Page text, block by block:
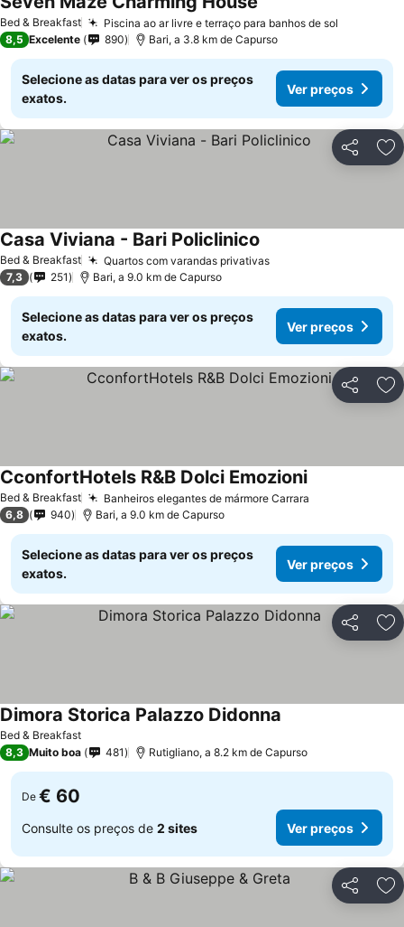
Bed & Breakfast Piscina ao ar livre e terraço para banhos de sol
8,5 Excelente 890 Bari, a 3.8 km de Capurso
Selecione as datas para ver os preços
exatos.
Ver preços
Partilhar
Bed & Breakfast Quartos com varandas privativas
Casa Viviana - Bari Policlinico
7,3 251 Bari, a 9.0 km de Capurso
Selecione as datas para ver os preços
exatos.
Ver preços
Partilhar
Bed & Breakfast Banheiros elegantes de mármore Carrara
CconfortHotels R&B Dolci Emozioni
6,8 940 Bari, a 9.0 km de Capurso
Selecione as datas para ver os preços
exatos.
Ver preços
Partilhar
Bed & Breakfast
Dimora Storica Palazzo Didonna
8,3 Muito boa 481 Rutigliano, a 8.2 km de Capurso
De € 60
Consulte os preços de 2 sites Ver preços
Partilhar